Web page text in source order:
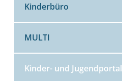
Kinderbüro
MULTI
Kinder- und Jugendportal